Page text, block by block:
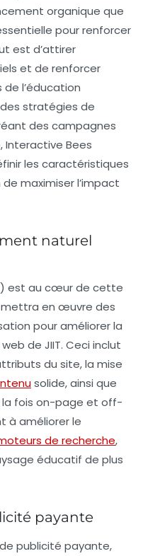
organique que
pour renforcer
est d’attirer
et de renforcer
l’éducation
stratégies de
des campagnes
, Interactive Bees
les caractéristiques
maximiser l’impact
naturel
est au cœur de cette
mettra en œuvre des
pour améliorer la
de JIIT. Ceci inclut
du site, la mise
solide, ainsi que
fois on-page et off-
à améliorer le
de recherche,
éducatif de plus
payante
publicité payante,